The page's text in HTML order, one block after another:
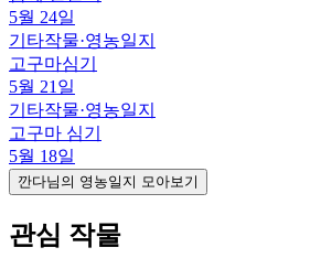
5월 24일
기타작물·영농일지
고구마심기
5월 21일
기타작물·영농일지
고구마 심기
5월 18일
깐다님의 영농일지 모아보기
관심 작물